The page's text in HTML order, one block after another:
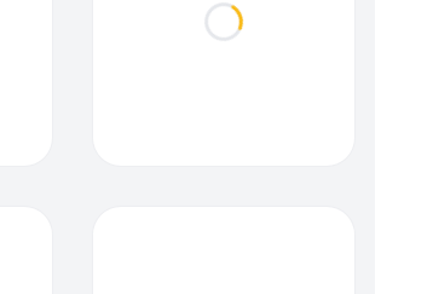
Loading...